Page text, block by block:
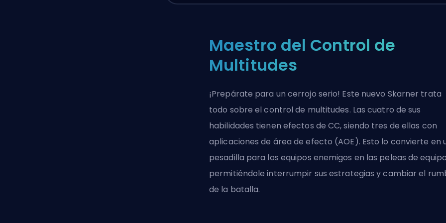
Maestro del Control de
Multitudes
¡Prepárate para un cerrojo serio! Este nuevo Skarner trata
todo sobre elcontrol de multitudes. Las cuatro de sus
habilidades tienen efectos de CC, siendo tres de ellas con
aplicaciones de área de efecto (AOE). Esto lo convierte en
pesadilla para los equipos enemigos en las peleas de
permitiéndole interrumpir sus estrategias y cambiar el
de la batalla.